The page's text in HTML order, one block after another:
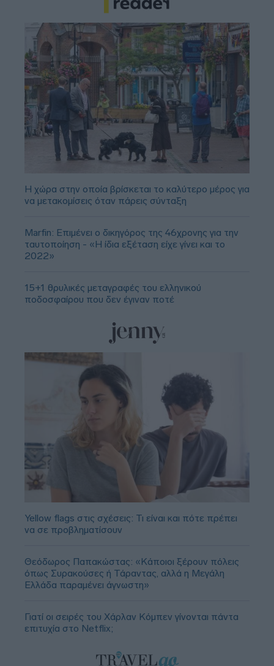
Η χώρα στην οποία βρίσκεται το καλύτερο μέρος για
να μετακομίσεις όταν πάρεις σύνταξη
Marfin: Επιμένει ο δικηγόρος της 46χρονης για την
ταυτοποίηση - «Η ίδια εξέταση είχε γίνει και το
2022»
15+1 θρυλικές μεταγραφές του ελληνικού
ποδοσφαίρου που δεν έγιναν ποτέ
Yellow flags στις σχέσεις: Τι είναι και πότε πρέπει
να σε προβληματίσουν
Θεόδωρος Παπακώστας: «Κάποιοι ξέρουν πόλεις
όπως Συρακούσες ή Τάραντας, αλλά η Μεγάλη
Ελλάδα παραμένει άγνωστη»
Γιατί οι σειρές του Χάρλαν Κόμπεν γίνονται πάντα
επιτυχία στο Netflix;